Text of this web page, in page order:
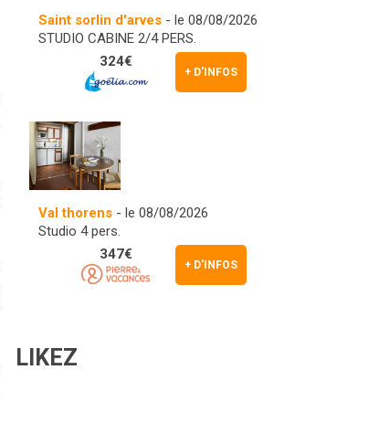
Saint sorlin d'arves - le 08/08/2026
STUDIO CABINE 2/4 PERS.
+ D'INFOS
324€
Val thorens - le 08/08/2026
Studio 4 pers.
+ D'INFOS
347€
LIKEZ